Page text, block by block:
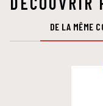
DE LA MÊME